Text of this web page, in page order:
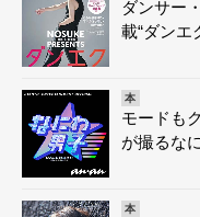
ダンサー
載“ダンエ
本
モードも
が撮るな
本